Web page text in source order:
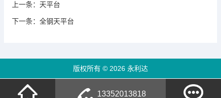
上一条： 天平台
下一条： 全钢天平台
版权所有 © 2026 永利达
13352013818